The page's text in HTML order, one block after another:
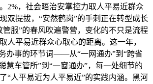
2%，社会晤治安掌控力取人平易近群众
双提拔，“安然鹤岗”的手刺正在转型成长
管服”的春风吹遍警营，变化的不只是流程
人平易近群众心取心的距离。这一年，
办事的环节词——从“一网通办”到“跨省
慧车管所”到“一窗通办”，每一处细节的
“人平易近为人平易近”的实践内涵。黑河